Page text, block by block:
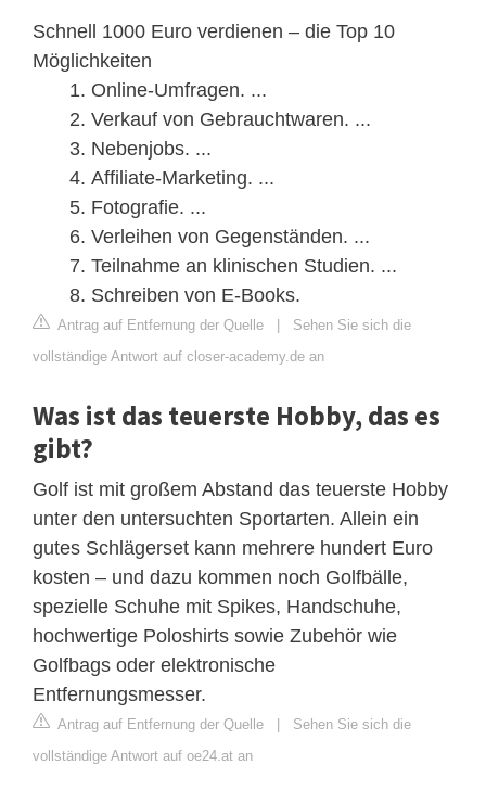
Schnell 1000 Euro verdienen – die Top 10
Möglichkeiten
Online-Umfragen. ...
Verkauf von Gebrauchtwaren. ...
Nebenjobs. ...
Affiliate-Marketing. ...
Fotografie. ...
Verleihen von Gegenständen. ...
Teilnahme an klinischen Studien. ...
Schreiben von E-Books.
Antrag auf Entfernung der Quelle | Sehen Sie sich die
vollständige Antwort auf closer-academy.de an
Was ist das teuerste Hobby, das es
gibt?
Golf ist mit großem Abstand das teuerste Hobby
unter den untersuchten Sportarten. Allein ein
gutes Schlägerset kann mehrere hundert Euro
kosten – und dazu kommen noch Golfbälle,
spezielle Schuhe mit Spikes, Handschuhe,
hochwertige Poloshirts sowie Zubehör wie
Golfbags oder elektronische
Entfernungsmesser.
Antrag auf Entfernung der Quelle | Sehen Sie sich die
vollständige Antwort auf oe24.at an